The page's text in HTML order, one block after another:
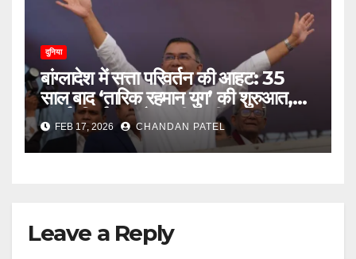
दुनिया
बांग्लादेश में सत्ता परिवर्तन की आहट: 35
साल बाद ‘तारिक रहमान युग’ की शुरुआत,
संघर्ष, निर्वासन और उम्मीदों की कहानी
FEB 17, 2026 CHANDAN PATEL
Leave a Reply